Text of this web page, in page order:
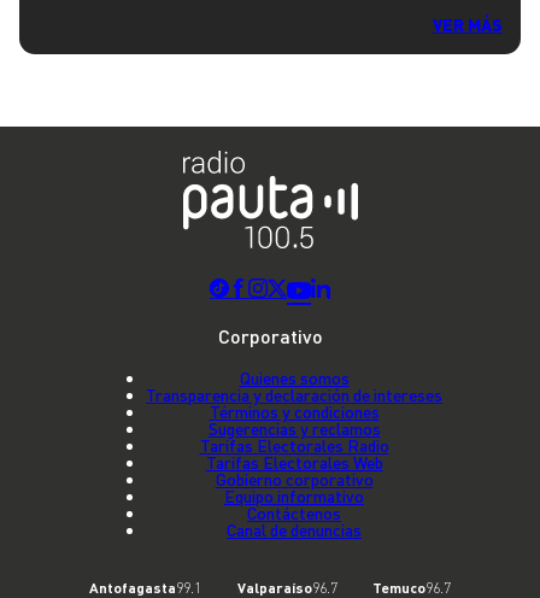
VER MÁS
Corporativo
Quienes somos
Transparencia y declaración de intereses
Términos y condiciones
Sugerencias y reclamos
Tarifas Electorales Radio
Tarifas Electorales Web
Gobierno corporativo
Equipo informativo
Contáctenos
Canal de denuncias
Antofagasta99.1 Valparaíso96.7 Temuco96.7